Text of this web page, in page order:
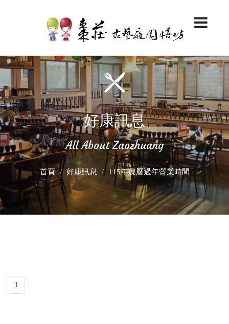
好康訊息
All About Zaozhuang
首頁 好康訊息 115年農曆過年營業時間
1